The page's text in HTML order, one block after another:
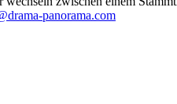
panorama.com